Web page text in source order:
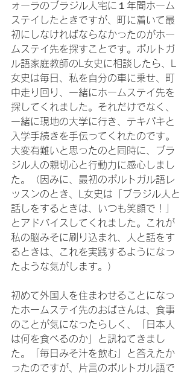
ォーラのブラジル人宅に１年間ホーム
ステイしたときですが、町に着いて最
初にしなければならなかったのがホー
ムステイ先を探すことです。ポルトガ
ル語家庭教師のL女史に相談したら、L
女史は毎日、私を自分の車に乗せ、町
中走り回り、一緒にホームステイ先を
探してくれました。それだけでなく、
一緒に現地の大学に行き、テキパキと
入学手続きを手伝ってくれたのです。
大変有難いと思ったのと同時に、ブラ
ジル人の親切心と行動力に感心しまし
た。（因みに、最初のポルトガル語レ
ッスンのとき、L女史は「ブラジル人と
話しをするときは、いつも笑顔で！」
とアドバイスしてくれました。これが
私の脳みそに刷り込まれ、人と話をす
るときは、これを実践するようになっ
たような気がします。）
初めて外国人を住まわせることになっ
たホームステイ先のおばさんは、食事
のことが気になったらしく、「日本人
は何を食べるのか」と訊ねてきまし
た。「毎日みそ汁を飲む」と答えたか
ったのですが、片言のポルトガル語で